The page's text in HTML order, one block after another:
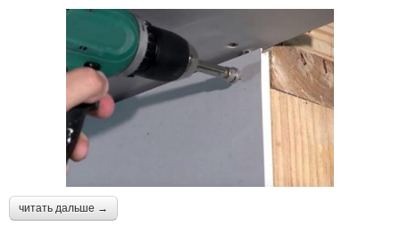
читать дальше →